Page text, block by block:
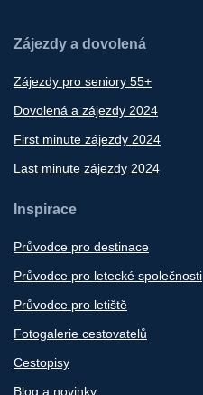
Zájezdy a dovolená
Zájezdy pro seniory 55+
Dovolená a zájezdy 2024
First minute zájezdy 2024
Last minute zájezdy 2024
Inspirace
Průvodce pro destinace
Průvodce pro letecké společnosti
Průvodce pro letiště
Fotogalerie cestovatelů
Cestopisy
Blog a novinky